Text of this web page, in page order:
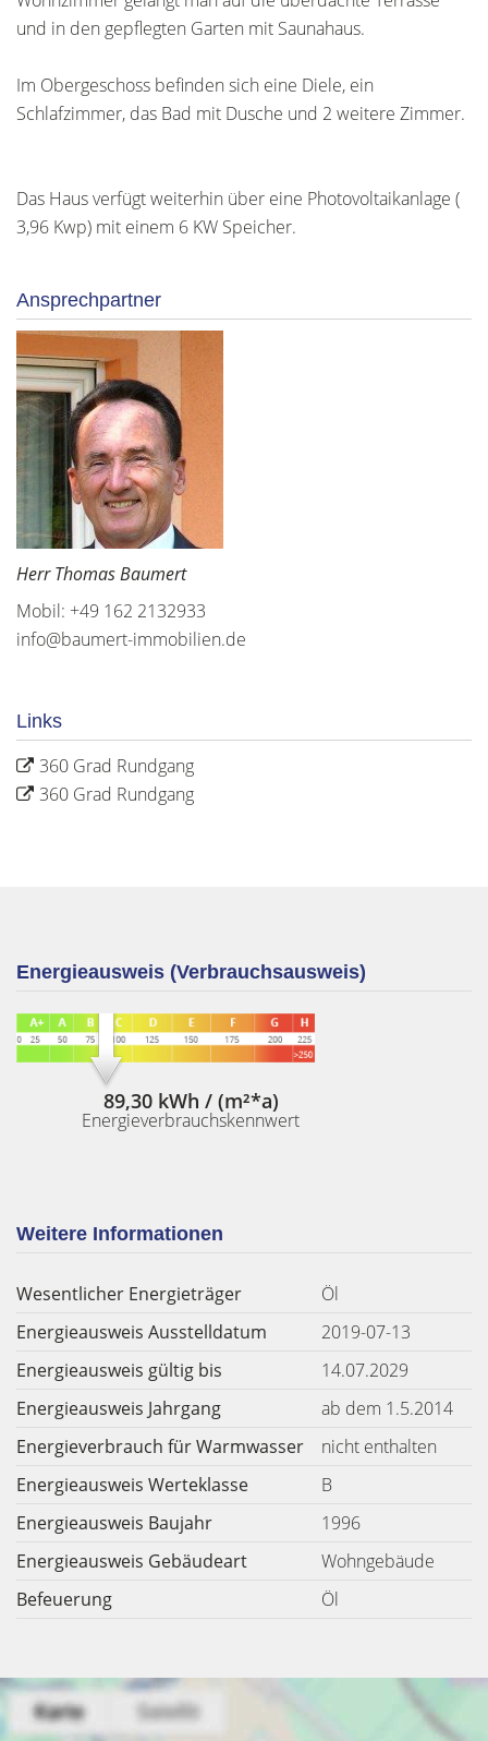
und in den gepflegten Garten mit Saunahaus.
Im Obergeschoss befinden sich eine Diele, ein
Schlafzimmer, das Bad mit Dusche und 2 weitere Zimmer.
Das Haus verfügt weiterhin über eine Photovoltaikanlage (
3,96 Kwp) mit einem 6 KW Speicher.
Ansprechpartner
Herr Thomas Baumert
Mobil: +49 162 2132933
info@baumert-immobilien.de
Links
360 Grad Rundgang
360 Grad Rundgang
Energieausweis (Verbrauchsausweis)
89,30 kWh / (m²*a)
Energieverbrauchskennwert
Weitere Informationen
Wesentlicher Energieträger
Öl
Energieausweis Ausstelldatum
2019-07-13
Energieausweis gültig bis
14.07.2029
Energieausweis Jahrgang
ab dem 1.5.2014
Energieverbrauch für Warmwasser
nicht enthalten
Energieausweis Werteklasse
B
Energieausweis Baujahr
1996
Energieausweis Gebäudeart
Wohngebäude
Befeuerung
Öl